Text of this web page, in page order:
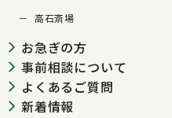
高石斎場
お急ぎの方
事前相談について
よくあるご質問
新着情報